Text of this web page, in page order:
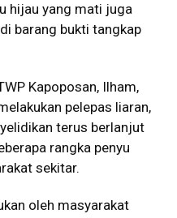
hijau yang mati juga
barang bukti tangkap
Kapoposan, Ilham,
pelepas liaran,
terus berlanjut
rangka penyu
sekitar.
oleh masyarakat